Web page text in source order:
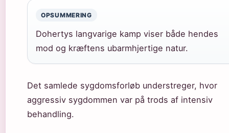
OPSUMMERING
Dohertys langvarige kamp viser både hendes
mod og kræftens ubarmhjertige natur.
Det samlede sygdomsforløb understreger, hvor
aggressiv sygdommen var på trods af intensiv
behandling.